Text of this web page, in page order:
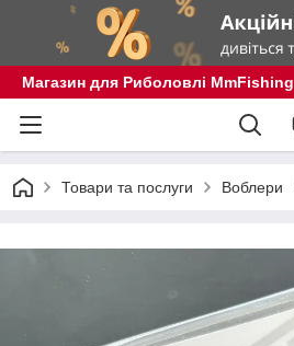
Магазин для Риболовлі MmFishing
Товари та послуги Воблери